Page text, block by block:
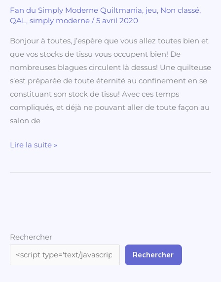
Fan du Simply Moderne Quiltmania, jeu, Non classé,
QAL, simply moderne / 5 avril 2020
Bonjour à toutes, j’espère que vous allez toutes bien et
que vos stocks de tissu vous occupent bien! De
nombreuses blagues circulent là dessus! Une quilteuse
s’est préparée de toute éternité au confinement en se
constituant son stock de tissu! Avec ces temps
compliqués, et déjà ne pouvant aller de toute façon au
salon de
Moderne
et
un
petit
QAL!
Lire la suite »
Rechercher
Rechercher